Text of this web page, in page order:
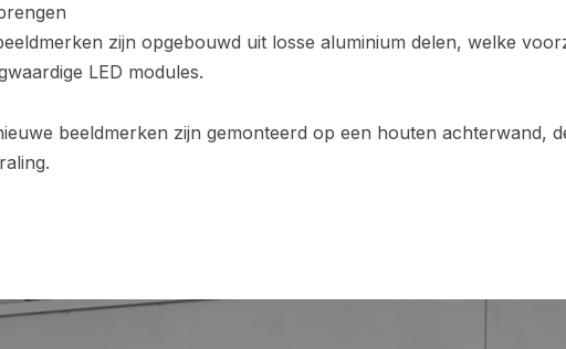
zijn opgebouwd uit losse aluminium delen, welke
LED modules.
beeldmerken zijn gemonteerd op een houten achterwand,